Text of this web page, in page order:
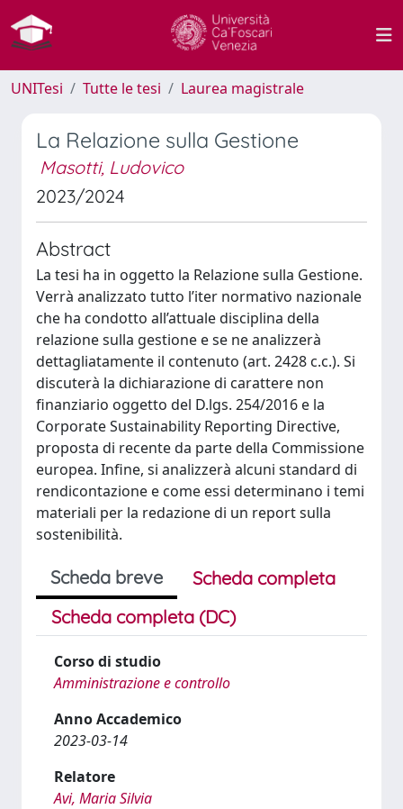
UNITesi Tutte le tesi Laurea magistrale
La Relazione sulla Gestione
Masotti, Ludovico
2023/2024
Abstract
La tesi ha in oggetto la Relazione sulla Gestione.
Verrà analizzato tutto l’iter normativo nazionale
che ha condotto all’attuale disciplina della
relazione sulla gestione e se ne analizzerà
dettagliatamente il contenuto (art. 2428 c.c.). Si
discuterà la dichiarazione di carattere non
finanziario oggetto del D.lgs. 254/2016 e la
Corporate Sustainability Reporting Directive,
proposta di recente da parte della Commissione
europea. Infine, si analizzerà alcuni standard di
rendicontazione e come essi determinano i temi
materiali per la redazione di un report sulla
sostenibilità.
Scheda breve
Scheda completa
Scheda completa (DC)
Corso di studio
Amministrazione e controllo
Anno Accademico
2023-03-14
Relatore
Avi, Maria Silvia